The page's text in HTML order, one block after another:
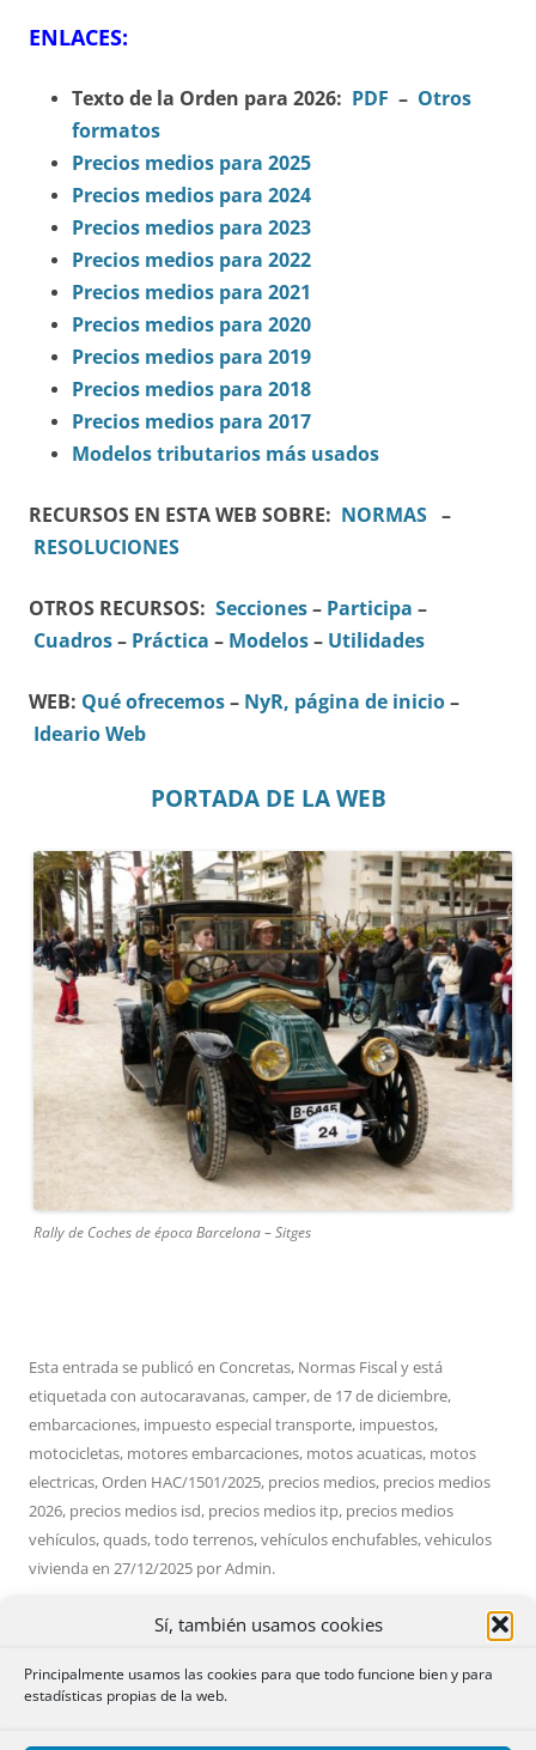
Sí, también usamos cookies
Principalmente usamos las cookies para que todo funcione bien y para
estadísticas propias de la web.
ENLACES:
Texto de la Orden para 2026: PDF – Otros
formatos
Precios medios para 2025
Precios medios para 2024
Precios medios para 2023
Precios medios para 2022
Precios medios para 2021
Precios medios para 2020
Precios medios para 2019
Precios medios para 2018
Precios medios para 2017
Modelos tributarios más usados
RECURSOS EN ESTA WEB SOBRE: NORMAS –
RESOLUCIONES
OTROS RECURSOS: Secciones– Participa –
Cuadros– Práctica – Modelos– Utilidades
WEB: Qué ofrecemos– NyR, página de inicio–
Ideario Web
PORTADA DE LA WEB
Rally de Coches de época Barcelona – Sitges
Esta entrada se publicó en Concretas, Normas Fiscaly está
etiquetada con autocaravanas,camper,de 17 de diciembre,
embarcaciones, impuesto especial transporte, impuestos,
motocicletas, motores embarcaciones, motos acuaticas, motos
electricas,Orden HAC/1501/2025, precios medios, precios medios
2026, precios medios isd, precios medios itp, precios medios
vehículos,quads,todo terrenos,vehículos enchufables,vehiculos
vivienda en 27/12/2025 porAdmin.